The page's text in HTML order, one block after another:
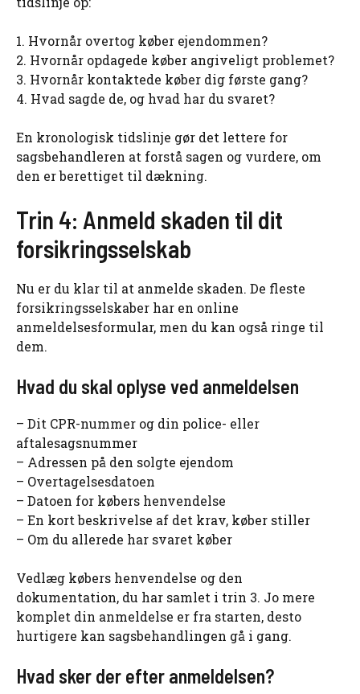
1. Hvornår overtog køber ejendommen?
2. Hvornår opdagede køber angiveligt problemet?
3. Hvornår kontaktede køber dig første gang?
4. Hvad sagde de, og hvad har du svaret?
En kronologisk tidslinje gør det lettere for
sagsbehandleren at forstå sagen og vurdere, om
den er berettiget til dækning.
Trin 4: Anmeld skaden til dit
forsikringsselskab
Nu er du klar til at anmelde skaden. De fleste
forsikringsselskaber har en online
anmeldelsesformular, men du kan også ringe til
dem.
Hvad du skal oplyse ved anmeldelsen
– Dit CPR-nummer og din police- eller
aftalesagsnummer
– Adressen på den solgte ejendom
– Overtagelsesdatoen
– Datoen for købers henvendelse
– En kort beskrivelse af det krav, køber stiller
– Om du allerede har svaret køber
Vedlæg købers henvendelse og den
dokumentation, du har samlet i trin 3. Jo mere
komplet din anmeldelse er fra starten, desto
hurtigere kan sagsbehandlingen gå i gang.
Hvad sker der efter anmeldelsen?